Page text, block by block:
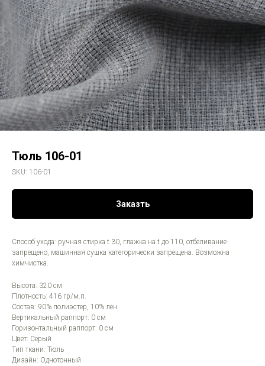
Тюль 106-01
SKU: 106-01
Заказть
Способ ухода: ручная стирка t 30, глажка на t до 110, отбеливание
запрещено, машинная сушка категорически запрещена. Возможна
химчистка.
Высота: 320 см
Плотность: 416 гр/м.п.
Состав: 90% полиэстер, 10% лен
Вертикальный раппорт: 0 см
Горизонтальный раппорт: 0 см
Цвет: Серый
Тип ткани: Тюль
Дизайн: Однотонный